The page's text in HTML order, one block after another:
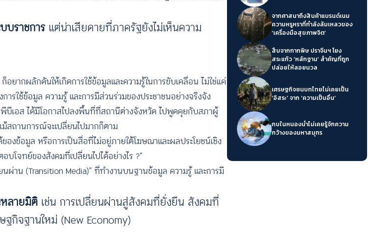
บราชการแต่น่าเสียดายที่ภาครัฐยังไม่เห็นความ
ยากผลักดันให้เกิดการใช้ข้อมูลและความรู้ในการขับเคลื่อน ไม่ใช่แค่
รใช้ข้อมูล ความรู้ และการมีส่วนร่วมของประชาชนอย่างจริงจัง
บีเอส ได้มีโอกาสไปลงพื้นที่ที่สถานีต่างจังหวัด ไปพูดคุยกับสภาผู้
สถานการณ์จะเปลี่ยนไปมากก็ตาม
องข้อมูล หรือการเป็นสื่อที่ไม่อยู่ภายใต้โฆษณาและผลประโยชน์เชิง
จทย์ของสังคมที่เปลี่ยนไปได้อย่างไร ?”
ผ่าน (Transition Media)” ที่ทำงานบนฐานข้อมูล ความรู้ และการมี
ลายมิติ เช่น การเปลี่ยนผ่านสู่สังคมที่ยั่งยืน สังคมที่
กิจฐานใหม่ (New Economy)
จากศาสนาถึงสินค้าแบรนด์เนม
ความหรูหราที่กำลังล้มเหลวของ
‘เครื่องมือสุขภาพจิต’
สืบจากกากพิษ ปราจีนฯ โยง
สระแก้ว ‘หลักฐาน’ สำคัญที่ถูก
ปล่อยให้ลอยนวล
เศรษฐกิจชนบทไทยไม่เคยเป็น
‘อิสระ’ จาก ‘ความเป็นอื่น’
กบในหนองน้ำไม่เคยรู้จักความ
กว้างของมหาสมุทร